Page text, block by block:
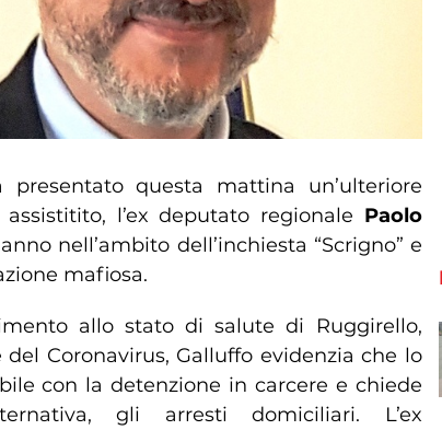
questa mattina un’ulteriore
l’ex deputato regionale Paolo
nell’ambito dell’inchiesta “Scrigno” e
mafiosa.
allo stato di salute di Ruggirello,
Coronavirus, Galluffo evidenzia che lo
con la detenzione in carcere e chiede
gli arresti domiciliari. L’ex